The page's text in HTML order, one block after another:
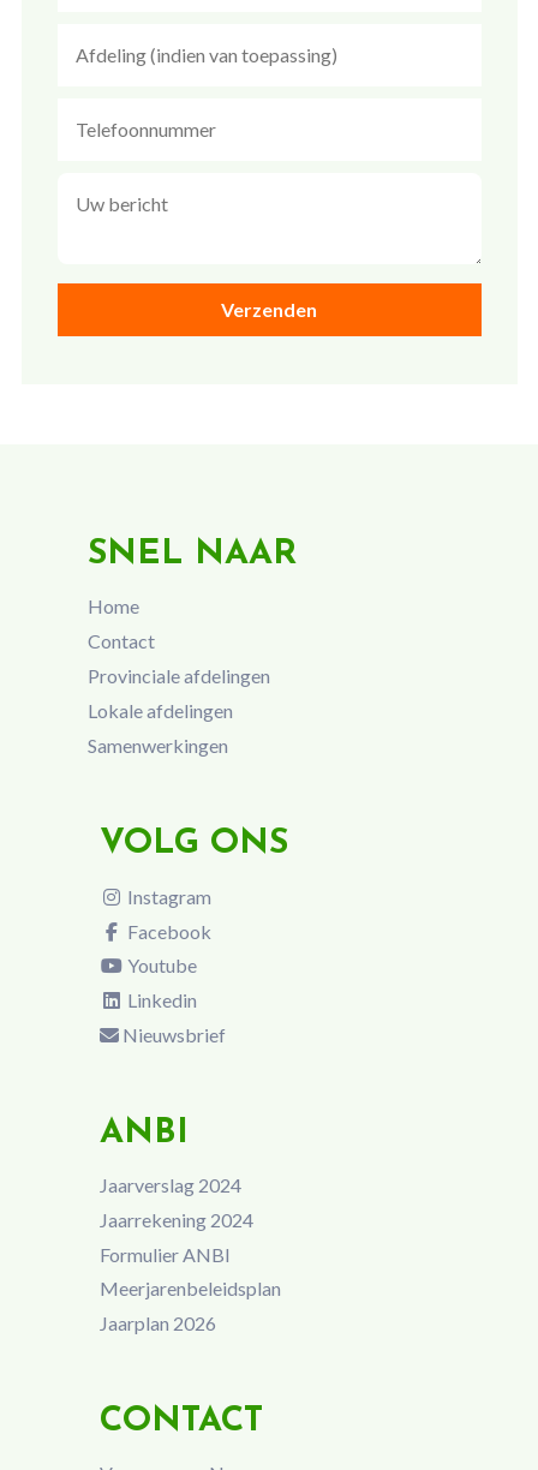
SNEL NAAR
Home
Contact
Provinciale afdelingen
Lokale afdelingen
Samenwerkingen
VOLG ONS
Instagram
Facebook
Youtube
Linkedin
Nieuwsbrief
ANBI
Jaarverslag 2024
Jaarrekening 2024
Formulier ANBI
Meerjarenbeleidsplan
Jaarplan 2026
CONTACT